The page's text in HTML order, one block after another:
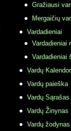
Gražiausi
Mergaičių
Vardadieniai
Vardadieniai
Vardadieniai
Vardų
Vardų paieška
Vardų Sąrašas
Vardų Žinynas
Vardų